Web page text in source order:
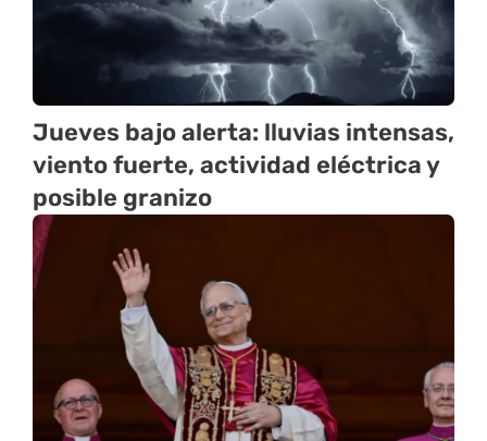
Jueves bajo alerta: lluvias intensas,
viento fuerte, actividad eléctrica y
posible granizo